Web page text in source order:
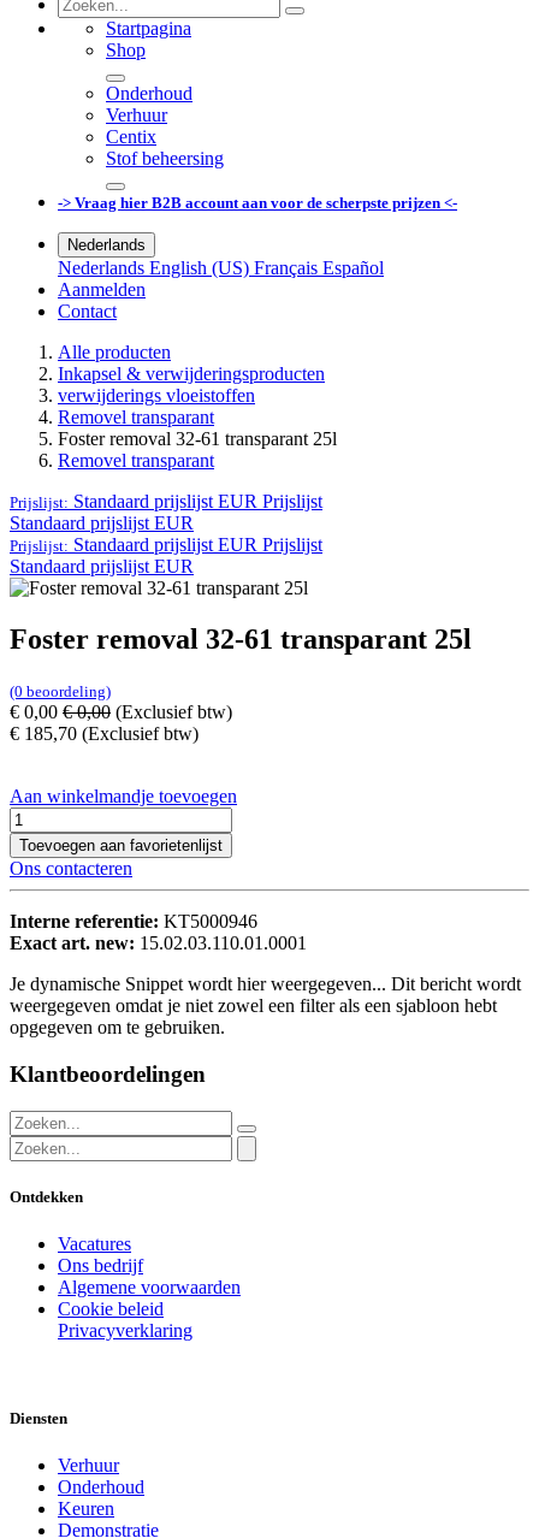
Startpagina
Shop
Onderhoud
Verhuur
Centix
Stof beheersing
-> Vraag hier B2B account aan voor de scherpste prijzen <-
Nederlands
Nederlands English (US) Français Español
Aanmelden
Contact
Alle producten
Inkapsel & verwijderingsproducten
verwijderings vloeistoffen
Removel transparant
Foster removal 32-61 transparant 25l
Removel transparant
Prijslijst: Standaard prijslijst EUR Prijslijst
Standaard prijslijst EUR
Prijslijst: Standaard prijslijst EUR Prijslijst
Standaard prijslijst EUR
Foster removal 32-61 transparant 25l
(0 beoordeling)
€ 0,00 €0,00 (Exclusief btw)
€ 185,70 (Exclusief btw)
Aan winkelmandje toevoegen
Toevoegen aan favorietenlijst
Ons contacteren
Interne referentie: KT5000946
Exact art. new: 15.02.03.110.01.0001
Je dynamische Snippet wordt hier weergegeven... Dit bericht wordt
weergegeven omdat je niet zowel een filter als een sjabloon hebt
opgegeven om te gebruiken.
Klantbeoordelingen
Ontdekken
Vacatures
Ons bedrijf
Algemene voorwaarden
Cookie beleid
Privacyverklaring
Diensten
Verhuur
Onderhoud
Keuren
Demonstratie